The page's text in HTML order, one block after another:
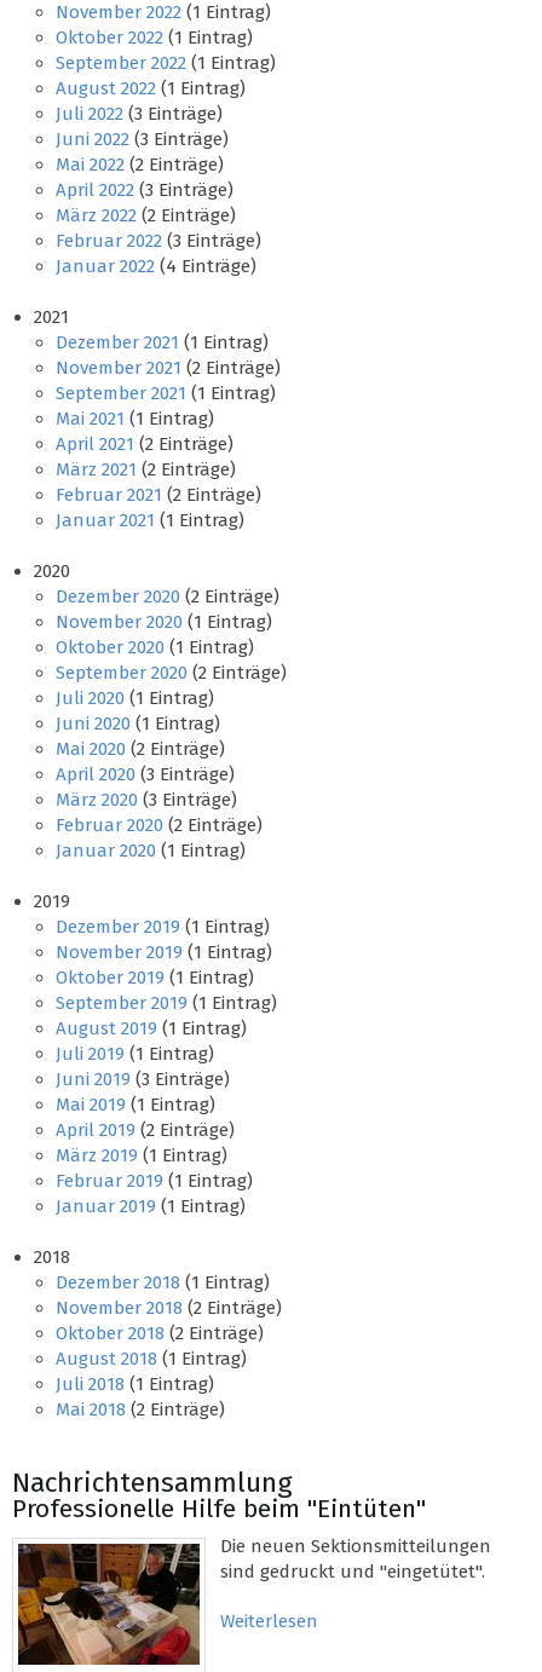
November 2022 (1 Eintrag)
Oktober 2022 (1 Eintrag)
September 2022 (1 Eintrag)
August 2022 (1 Eintrag)
Juli 2022 (3 Einträge)
Juni 2022 (3 Einträge)
Mai 2022 (2 Einträge)
April 2022 (3 Einträge)
März 2022 (2 Einträge)
Februar 2022 (3 Einträge)
Januar 2022 (4 Einträge)
2021
Dezember 2021 (1 Eintrag)
November 2021 (2 Einträge)
September 2021 (1 Eintrag)
Mai 2021 (1 Eintrag)
April 2021 (2 Einträge)
März 2021 (2 Einträge)
Februar 2021 (2 Einträge)
Januar 2021 (1 Eintrag)
2020
Dezember 2020 (2 Einträge)
November 2020 (1 Eintrag)
Oktober 2020 (1 Eintrag)
September 2020 (2 Einträge)
Juli 2020 (1 Eintrag)
Juni 2020 (1 Eintrag)
Mai 2020 (2 Einträge)
April 2020 (3 Einträge)
März 2020 (3 Einträge)
Februar 2020 (2 Einträge)
Januar 2020 (1 Eintrag)
2019
Dezember 2019 (1 Eintrag)
November 2019 (1 Eintrag)
Oktober 2019 (1 Eintrag)
September 2019 (1 Eintrag)
August 2019 (1 Eintrag)
Juli 2019 (1 Eintrag)
Juni 2019 (3 Einträge)
Mai 2019 (1 Eintrag)
April 2019 (2 Einträge)
März 2019 (1 Eintrag)
Februar 2019 (1 Eintrag)
Januar 2019 (1 Eintrag)
2018
Dezember 2018 (1 Eintrag)
November 2018 (2 Einträge)
Oktober 2018 (2 Einträge)
August 2018 (1 Eintrag)
Juli 2018 (1 Eintrag)
Mai 2018 (2 Einträge)
Nachrichtensammlung
Professionelle Hilfe beim "Eintüten"
Die neuen Sektionsmitteilungen
sind gedruckt und "eingetütet".
Weiterlesen